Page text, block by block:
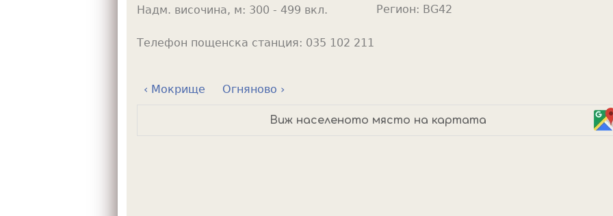
Надм. височина, м: 300 - 499 вкл. Регион: BG42
Телефон пощенска станция: 035 102 211
‹ Мокрище Огняново ›
Виж населеното място на картата